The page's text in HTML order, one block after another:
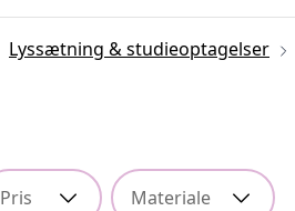
Lyssætning & studieoptagelser
Pris Materiale